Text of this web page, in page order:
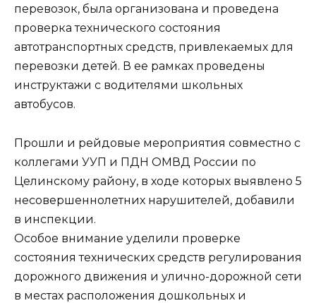
перевозок, была организована и проведена
проверка технического состояния
автотранспортных средств, привлекаемых для
перевозки детей. В ее рамках проведены
инструктажи с водителями школьных
автобусов.
Прошли и рейдовые мероприятия совместно с
коллегами УУП и ПДН ОМВД России по
Целинскому району, в ходе которых выявлено 5
несовершеннолетних нарушителей, добавили
в инспекции.
Особое внимание уделили проверке
состояния технических средств регулирования
дорожного движения и улично-дорожной сети
в местах расположения дошкольных и